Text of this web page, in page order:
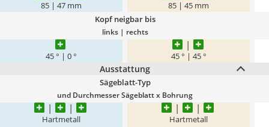
85 | 47 mm 85 | 45 mm
Kopf neigbar bis
links | rechts
45 ° | 0 ° 45 ° | 45 °
Ausstattung
Sägeblatt-Typ
und Durchmesser Sägeblatt x Bohrung
Hartmetall
Hartmetall